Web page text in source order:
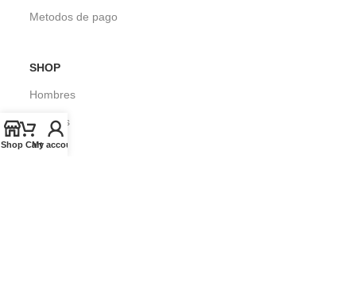
Metodos de pago
SHOP
Hombres
Mujeres
Niños
Shop Cart
My account